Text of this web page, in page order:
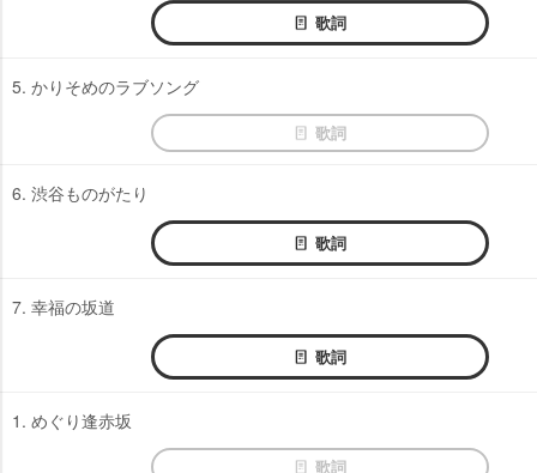
歌詞
5. かりそめのラブソング
歌詞
6. 渋谷ものがたり
歌詞
7. 幸福の坂道
歌詞
1. めぐり逢赤坂
歌詞